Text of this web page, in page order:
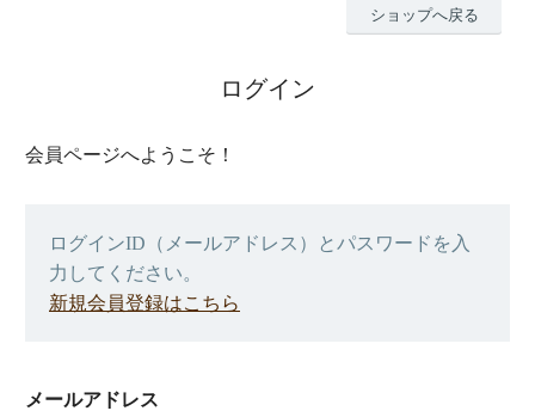
ショップへ戻る
ログイン
会員ページへようこそ！
ログインID（メールアドレス）とパスワードを入
力してください。
新規会員登録はこちら
メールアドレス